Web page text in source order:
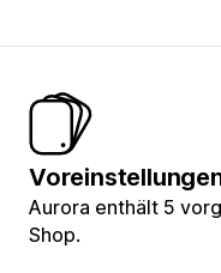
Aurora enthält 5
Shop.